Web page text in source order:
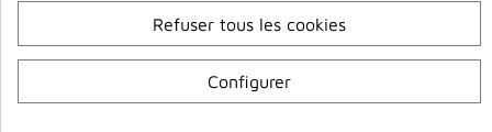
Se reconnecter à notre bonté fondamentale - 1ère p...
Refuser tous les cookies
Configurer